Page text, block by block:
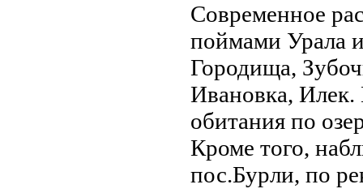
Современное
поймами Урала
Городища,
Ивановка, Илек.
обитания по
Кроме того,
пос.Бурли, по